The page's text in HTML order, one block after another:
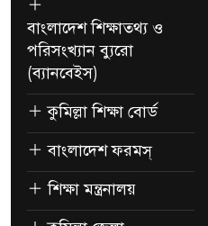
বাংলাদেশ শিক্ষাতথ্য ও
পরিসংখ্যান ব্যুরো
(ব্যানবেইস)
কুমিল্লা শিক্ষা বোর্ড
বাংলাদেশ ফরমস্
শিক্ষা মন্ত্রনালয়